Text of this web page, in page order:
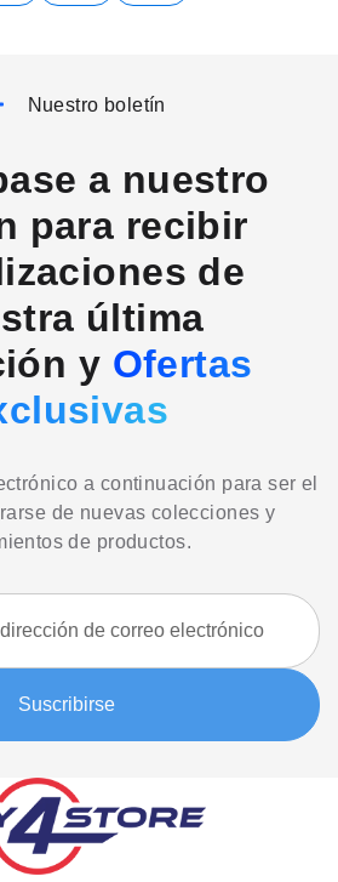
Nuestro boletín
a nuestro
para recibir
de
última
y Ofertas
a continuación para ser el
de nuevas colecciones y
de productos.
Suscribirse